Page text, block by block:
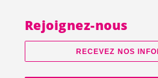
Rejoignez-nous
RECEVEZ NOS